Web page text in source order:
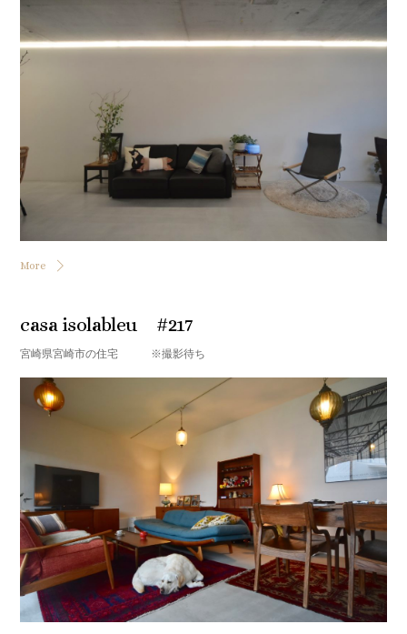
More
casa isolableu #217
宮崎県宮崎市の住宅 ※撮影待ち